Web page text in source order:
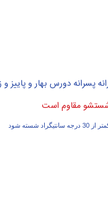
پاییز و زمستانی ساخته شده از الیاف و
شستشو مقاوم است
شود